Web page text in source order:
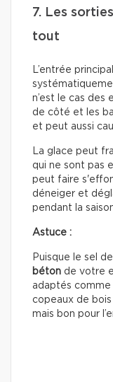
7. Les
tout
L’entrée
n’est le cas des
de côté et les
et peut aussi
La glace peut
qui ne sont pas
peut faire
déneiger et
pendant la
Astuce :
Puisque le sel
béton de votre
adaptés comme
copeaux de
mais bon pour